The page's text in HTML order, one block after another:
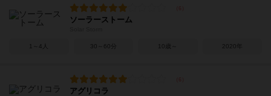
ソーラーストーム
1～4人 30～60分 10歳～ 2020年
アグリコラ